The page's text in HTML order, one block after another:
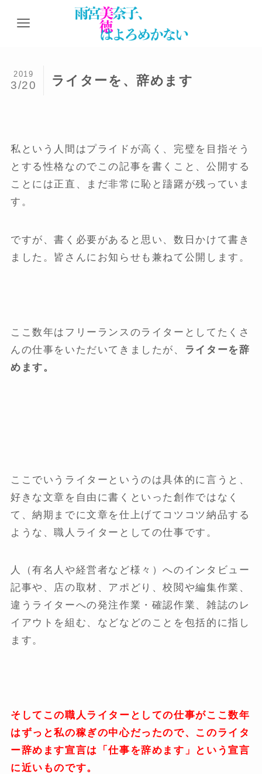
ライターを、辞めます
2019
3/20
私という人間はプライドが高く、完璧を目指そう
とする性格なのでこの記事を書くこと、公開する
ことには正直、まだ非常に恥と躊躇が残っていま
す。
ですが、書く必要があると思い、数日かけて書き
ました。皆さんにお知らせも兼ねて公開します。
ここ数年はフリーランスのライターとしてたくさ
んの仕事をいただいてきましたが、 ライターを辞
めます。
ここでいうライターというのは具体的に言うと、
好きな文章を自由に書くといった創作ではなく
て、納期までに文章を仕上げてコツコツ納品する
ような、職人ライターとしての仕事です。
人（有名人や経営者など様々）へのインタビュー
記事や、店の取材、アポどり、校閲や編集作業、
違うライターへの発注作業・確認作業、雑誌のレ
イアウトを組む、などなどのことを包括的に指し
ます。
そしてこの職人ライターとしての仕事がここ数年
はずっと私の稼ぎの中心だったので、このライタ
ー辞めます宣言は「仕事を辞めます」という宣言
に近いものです。